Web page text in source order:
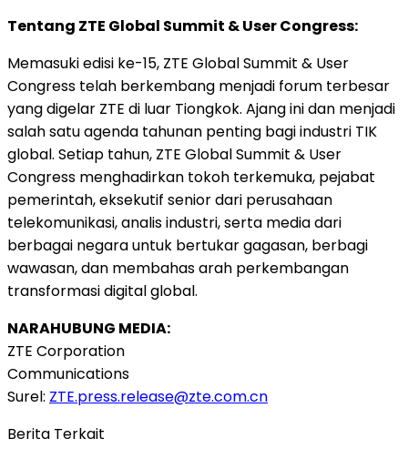
Tentang ZTE Global Summit & User Congress:
Memasuki edisi ke-15, ZTE Global Summit & User
Congress telah berkembang menjadi forum terbesar
yang digelar ZTE di luar Tiongkok. Ajang ini dan menjadi
salah satu agenda tahunan penting bagi industri TIK
global. Setiap tahun, ZTE Global Summit & User
Congress menghadirkan tokoh terkemuka, pejabat
pemerintah, eksekutif senior dari perusahaan
telekomunikasi, analis industri, serta media dari
berbagai negara untuk bertukar gagasan, berbagi
wawasan, dan membahas arah perkembangan
transformasi digital global.
NARAHUBUNG MEDIA:
ZTE Corporation
Communications
Surel: ZTE.press.release@zte.com.cn
Berita Terkait